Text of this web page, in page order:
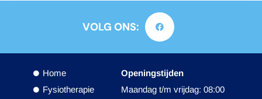
VOLG ONS:
Home
Fysiotherapie
Openingstijden
Maandag t/m vrijdag: 08:00